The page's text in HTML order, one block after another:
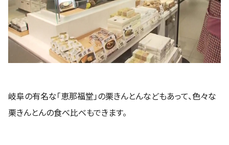
岐阜の有名な「恵那福堂」の栗きんとんなどもあって、色々な
栗きんとんの食べ比べもできます。